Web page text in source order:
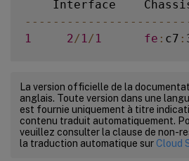
-- -- -- -- -- -- -- -- -- -- --
1
2 / 1 / 1 fe : c7 :
Node Id: 3
----------------------
La version officielle de la
anglais. Toute version dans une
est fournie uniquement à titre
contenu traduit automatiquement.
veuillez consulter la clause de non-
la traduction automatique sur Cloud